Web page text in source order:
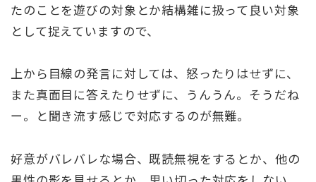
たのことを遊びの対象とか結構雑に扱って良い対象
として捉えていますので、
上から目線の発言に対しては、怒ったりはせずに、
また真面目に答えたりせずに、うんうん。そうだね
ー。と聞き流す感じで対応するのが無難。
好意がバレバレな場合、既読無視をするとか、他の